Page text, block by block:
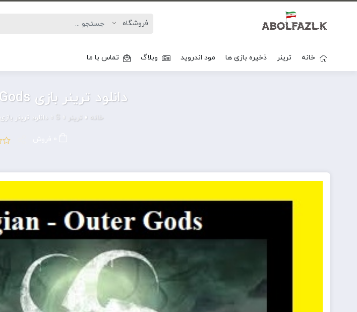
خانه ترینر ذخیره بازی ها مود اندروید وبلاگ تماس با ما
دانلود ترینر بازی Stygian Outer Gods
خانه »ترینر »
S
»دانلود ترینر بازی Stygian Outer Gods